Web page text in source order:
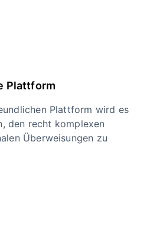
Plattform
Plattform wird es
den recht komplexen
Überweisungen zu